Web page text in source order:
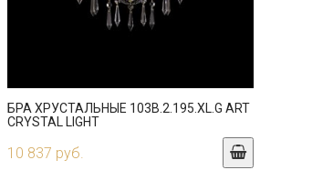
БРА ХРУСТАЛЬНЫЕ 103B.2.195.XL.G ART
CRYSTAL LIGHT
10 837 руб.